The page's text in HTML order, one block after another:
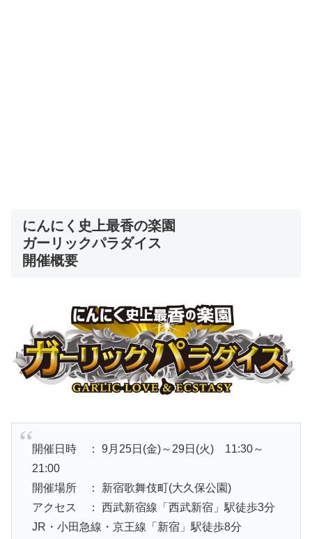
にんにく史上最香の楽園
ガーリックパラダイス
開催概要
開催日時 ： 9月25日(金)～29日(火) 11:30～
21:00
開催場所 ： 新宿歌舞伎町(大久保公園)
アクセス ： 西武新宿線「西武新宿」駅徒歩3分
JR・小田急線・京王線「新宿」駅徒歩8分